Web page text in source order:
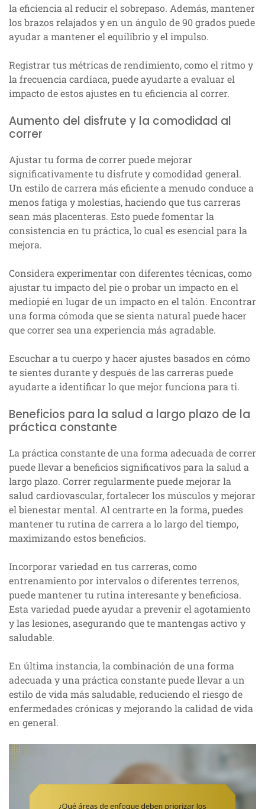
la eficiencia al reducir el sobrepaso. Además, mantener
los brazos relajados y en un ángulo de 90 grados puede
ayudar a mantener el equilibrio y el impulso.
Registrar tus métricas de rendimiento, como el ritmo y
la frecuencia cardíaca, puede ayudarte a evaluar el
impacto de estos ajustes en tu eficiencia al correr.
Aumento del disfrute y la comodidad al
correr
Ajustar tu forma de correr puede mejorar
significativamente tu disfrute y comodidad general.
Un estilo de carrera más eficiente a menudo conduce a
menos fatiga y molestias, haciendo que tus carreras
sean más placenteras. Esto puede fomentar la
consistencia en tu práctica, lo cual es esencial para la
mejora.
Considera experimentar con diferentes técnicas, como
ajustar tu impacto del pie o probar un impacto en el
mediopié en lugar de un impacto en el talón. Encontrar
una forma cómoda que se sienta natural puede hacer
que correr sea una experiencia más agradable.
Escuchar a tu cuerpo y hacer ajustes basados en cómo
te sientes durante y después de las carreras puede
ayudarte a identificar lo que mejor funciona para ti.
Beneficios para la salud a largo plazo de la
práctica constante
La práctica constante de una forma adecuada de correr
puede llevar a beneficios significativos para la salud a
largo plazo. Correr regularmente puede mejorar la
salud cardiovascular, fortalecer los músculos y mejorar
el bienestar mental. Al centrarte en la forma, puedes
mantener tu rutina de carrera a lo largo del tiempo,
maximizando estos beneficios.
Incorporar variedad en tus carreras, como
entrenamiento por intervalos o diferentes terrenos,
puede mantener tu rutina interesante y beneficiosa.
Esta variedad puede ayudar a prevenir el agotamiento
y las lesiones, asegurando que te mantengas activo y
saludable.
En última instancia, la combinación de una forma
adecuada y una práctica constante puede llevar a un
estilo de vida más saludable, reduciendo el riesgo de
enfermedades crónicas y mejorando la calidad de vida
en general.